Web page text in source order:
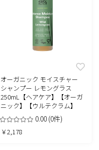
オーガニック モイスチャー
シャンプー レモングラス
250mL【ヘアケア】【オーガ
ニック】【ウルテクラム】
0.00 (0件)
￥2,178